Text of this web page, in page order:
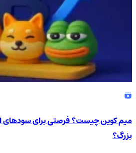
میم کوین چیست؟ فرصتی برای سودهای
بزرگ؟